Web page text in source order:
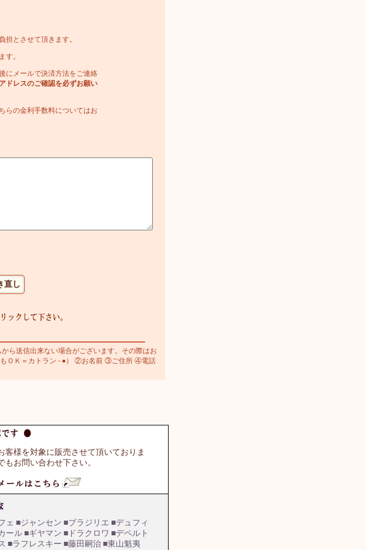
担とさせて頂きます。
す。
にメールで決済方法をご連絡
ドレスのご確認を必ずお願い
らの金利手数料についてはお
ら送信出来ない場合がございます。その際はお
ＯＫ＝カトラン - ●） ②お名前 ③ご住所 ④電話
様を対象に販売させて頂いておりま
お問い合わせ下さい。
ェ ■ジャンセン ■ブラジリエ ■デュフィ
ール ■ギヤマン ■ドラクロワ ■デペルト
■ラフレスキー ■藤田嗣治 ■東山魁夷